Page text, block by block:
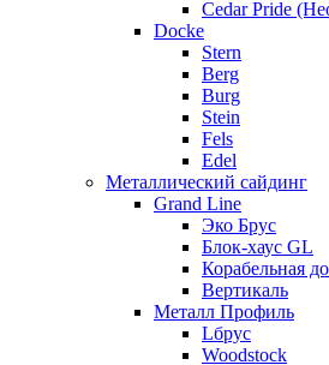
Cedar Pride
Docke
Stern
Berg
Burg
Stein
Fels
Edel
Металлический сайдинг
Grand Line
Эко Брус
Блок-хаус GL
Корабельная
Вертикаль
Металл Профиль
Lбрус
Woodstock